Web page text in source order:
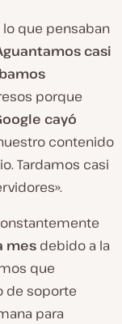
lo que pensaban
casi
porque
cayó
contenido
Tardamos casi
mes debido a la
que
de soporte
para